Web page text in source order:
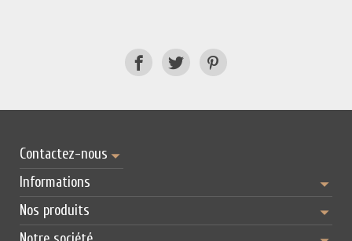
Contactez-nous
Informations
Nos produits